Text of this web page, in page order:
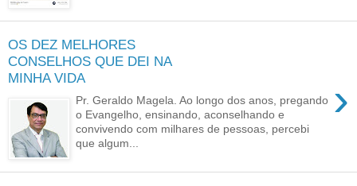
OS DEZ MELHORES
CONSELHOS QUE DEI NA
MINHA VIDA
›
Pr. Geraldo Magela. Ao longo dos anos, pregando
o Evangelho, ensinando, aconselhando e
convivendo com milhares de pessoas, percebi
que algum...